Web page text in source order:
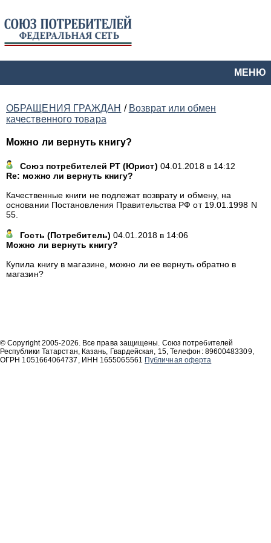
МЕНЮ
ОБРАЩЕНИЯ ГРАЖДАН / Возврат или обмен
качественного товара
Можно ли вернуть книгу?
Союз потребителей РТ(Юрист) 04.01.2018 в 14:12
Re: можно ли вернуть книгу?
Качественные книги не подлежат возврату и обмену, на
основании Постановления Правительства РФ от 19.01.1998 N
55.
Гость (Потребитель) 04.01.2018 в 14:06
Можно ли вернуть книгу?
Купила книгу в магазине, можно ли ее вернуть обратно в
магазин?
© Copyright 2005-2026. Все права защищены. Союз потребителей
Республики Татарстан, Казань, Гвардейская, 15, Телефон: 89600483309,
ОГРН 1051664064737, ИНН 1655065561 Публичная оферта